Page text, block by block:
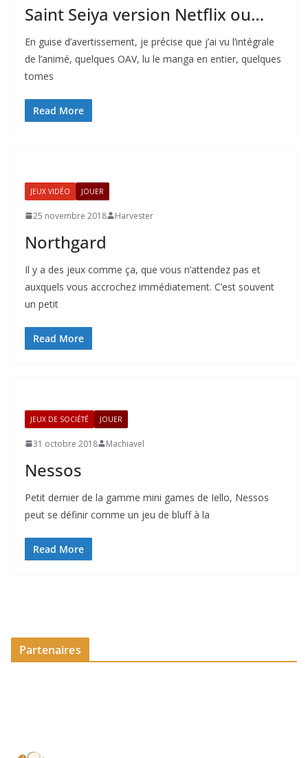
Saint Seiya version Netflix ou…
En guise d’avertissement, je précise que j’ai vu l’intégrale
de l’animé, quelques OAV, lu le manga en entier, quelques
tomes
Read More
JEUX VIDÉO JOUER
25 novembre 2018 Harvester
Northgard
Il y a des jeux comme ça, que vous n’attendez pas et
auxquels vous accrochez immédiatement. C’est souvent
un petit
Read More
JEUX DE SOCIÉTÉ JOUER
31 octobre 2018 Machiavel
Nessos
Petit dernier de la gamme mini games de Iello, Nessos
peut se définir comme un jeu de bluff à la
Read More
Partenaires